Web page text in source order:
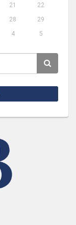
21
22
28
29
4 5